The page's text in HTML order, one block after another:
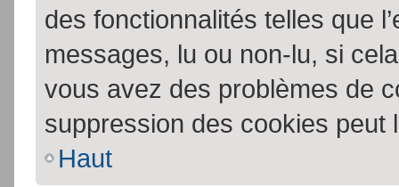
des fonctionnalités telles que
messages, lu ou non-lu, si
vous avez des problèmes de
suppression des cookies peut
Haut